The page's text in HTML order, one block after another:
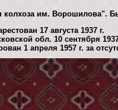
колхоза им. Ворошилова".
17 августа 1937 г.
обл. 10 сентября
1 апреля 1957 г. за